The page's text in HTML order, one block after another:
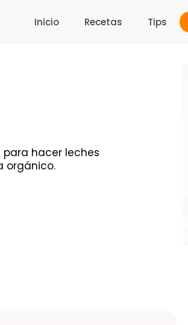
Inicio Recetas Tips
hacer leches
orgánico.